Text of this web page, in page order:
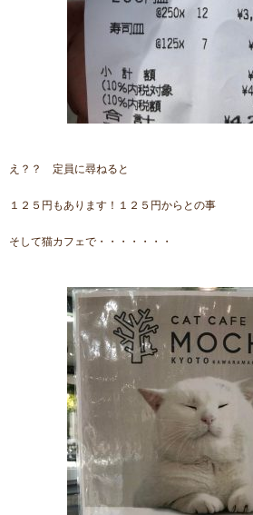
え？？ 定員に尋ねると
１２５円もあります！１２５円からとの事
そして猫カフェで・・・・・・・